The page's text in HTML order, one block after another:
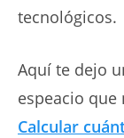
tecnológicos.
Aquí te dejo
espeacio que
Calcular